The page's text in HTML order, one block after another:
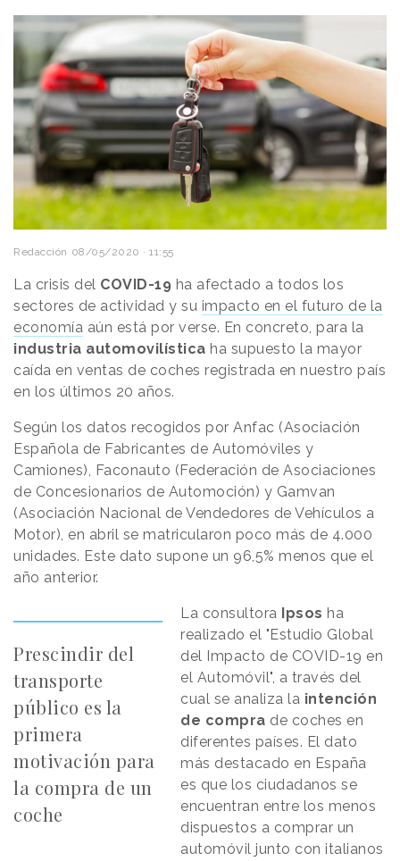
Redacción 08/05/2020 · 11:55
La crisis del COVID-19 ha afectado a todos los
sectores de actividad y su impacto en el futuro de la
economía aún está por verse. En concreto, para la
industria automovilística ha supuesto la mayor
caída en ventas de coches registrada en nuestro país
en los últimos 20 años.
Según los datos recogidos por Anfac (Asociación
Española de Fabricantes de Automóviles y
Camiones), Faconauto (Federación de Asociaciones
de Concesionarios de Automoción) y Gamvan
(Asociación Nacional de Vendedores de Vehículos a
Motor), en abril se matricularon poco más de 4.000
unidades. Este dato supone un 96,5% menos que el
año anterior.
Prescindir del
transporte
público es la
primera
motivación para
la compra de un
coche
La consultora Ipsos ha
realizado el "Estudio Global
del Impacto de COVID-19 en
el Automóvil", a través del
cual se analiza la intención
de compra de coches en
diferentes países. El dato
más destacado en España
es que los ciudadanos se
encuentran entre los menos
dispuestos a comprar un
automóvil junto con italianos